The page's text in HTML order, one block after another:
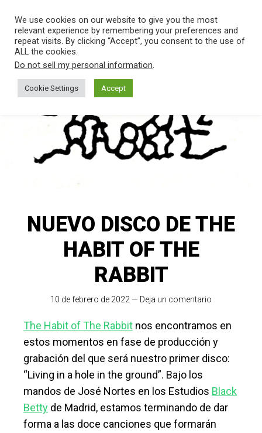
AL
CONTENIDO.
THE
OF THE
RABBIT
de
NUEVO DISCO DE THE
HABIT OF THE
RABBIT
10 de febrero de 2022 — Deja un comentario
The Habit of The Rabbit nos encontramos en
estos momentos en fase de producción y
grabación del que será nuestro primer disco:
“Living in a hole in the ground”. Bajo los
mandos de José Nortes en los Estudios Black
Betty de Madrid, estamos terminando de dar
forma a las doce canciones que formarán
We use cookies on our website to give you the most
relevant experience by remembering your preferences and
repeat visits. By clicking “Accept”, you consent to the use of
ALL the cookies.
Do not sell my personal information.
Cookie Settings Accept